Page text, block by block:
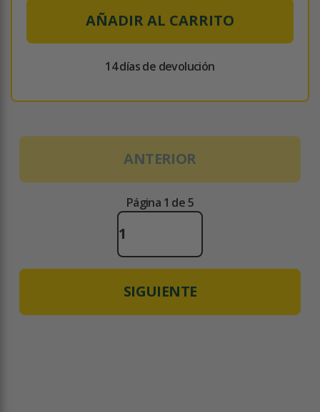
AÑADIR AL CARRITO
14 días de devolución
ANTERIOR
Página 1 de 5
SIGUIENTE